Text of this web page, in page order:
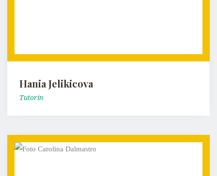
Hania Jelikicova
Tutorin